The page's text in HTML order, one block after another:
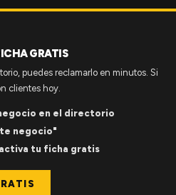
GRATIS
puedes reclamarlo en minutos. Si
clientes hoy.
en el directorio
negocio"
tu ficha gratis